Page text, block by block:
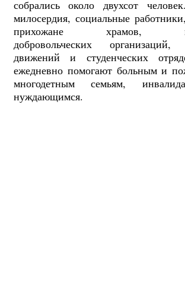
собрались около двухсот
милосердия, социальные
прихожане храмов,
добровольческих организаций,
движений и студенческих
ежедневно помогают больным и
многодетным семьям,
нуждающимся.